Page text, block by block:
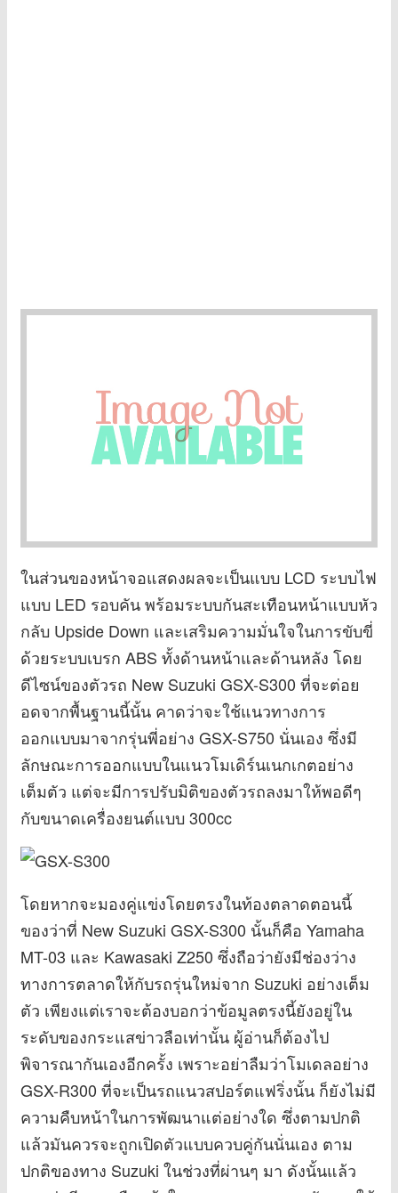
ในส่วนของหน้าจอแสดงผลจะเป็นแบบ LCD ระบบไฟ
แบบ LED รอบคัน พร้อมระบบกันสะเทือนหน้าแบบหัว
กลับ Upside Down และเสริมความมั่นใจในการขับขี่
ด้วยระบบเบรก ABS ทั้งด้านหน้าและด้านหลัง โดย
ดีไซน์ของตัวรถ New Suzuki GSX-S300 ที่จะต่อย
อดจากพื้นฐานนี้นั้น คาดว่าจะใช้แนวทางการ
ออกแบบมาจากรุ่นพี่อย่าง GSX-S750 นั่นเอง ซึ่งมี
ลักษณะการออกแบบในแนวโมเดิร์นเนกเกตอย่าง
เต็มตัว แต่จะมีการปรับมิติของตัวรถลงมาให้พอดีๆ
กับขนาดเครื่องยนต์แบบ 300cc
โดยหากจะมองคู่แข่งโดยตรงในท้องตลาดตอนนี้
ของว่าที่ New Suzuki GSX-S300 นั้นก็คือ Yamaha
MT-03 และ Kawasaki Z250 ซึ่งถือว่ายังมีช่องว่าง
ทางการตลาดให้กับรถรุ่นใหม่จาก Suzuki อย่างเต็ม
ตัว เพียงแต่เราจะต้องบอกว่าข้อมูลตรงนี้ยังอยู่ใน
ระดับของกระแสข่าวลือเท่านั้น ผู้อ่านก็ต้องไป
พิจารณากันเองอีกครั้ง เพราะอย่าลืมว่าโมเดลอย่าง
GSX-R300 ที่จะเป็นรถแนวสปอร์ตแฟริ่งนั้น ก็ยังไม่มี
ความคืบหน้าในการพัฒนาแต่อย่างใด ซึ่งตามปกติ
แล้วมันควรจะถูกเปิดตัวแบบควบคู่กันนั่นเอง ตาม
ปกติของทาง Suzuki ในช่วงที่ผ่านๆ มา ดังนั้นแล้ว